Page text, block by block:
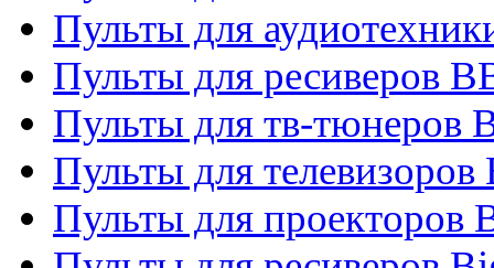
Пульты для
Пульты для ресиверов
Пульты для тв-тюнеров
Пульты для телевизоров
Пульты для проекторов